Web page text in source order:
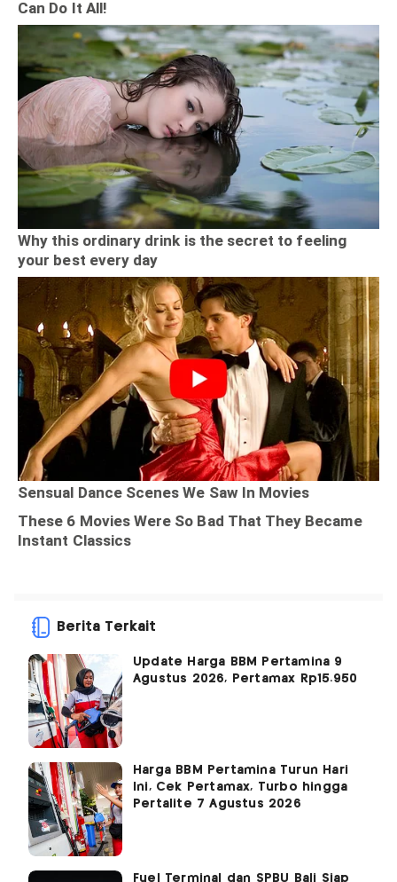
Berita Terkait
Update Harga BBM Pertamina 9
Agustus 2026, Pertamax Rp15.950
Harga BBM Pertamina Turun Hari
Ini, Cek Pertamax, Turbo hingga
Pertalite 7 Agustus 2026
Fuel Terminal dan SPBU Bali Siap